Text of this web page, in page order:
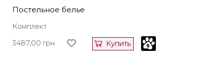
Постельное белье
Комплект
3487,00 грн Купить